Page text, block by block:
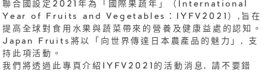
聯合國設定2021年為「國際果蔬年」（International
Year of Fruits and Vegetables：IYFV2021）,旨在
提高全球對食用水果與蔬菜帶來的營養及健康益處的認知。
Japan Fruits將以「向世界傳達日本農產品的魅力」, 支
持此項活動。
我們將透過此專頁介紹IYFV2021的活動消息, 請不要錯